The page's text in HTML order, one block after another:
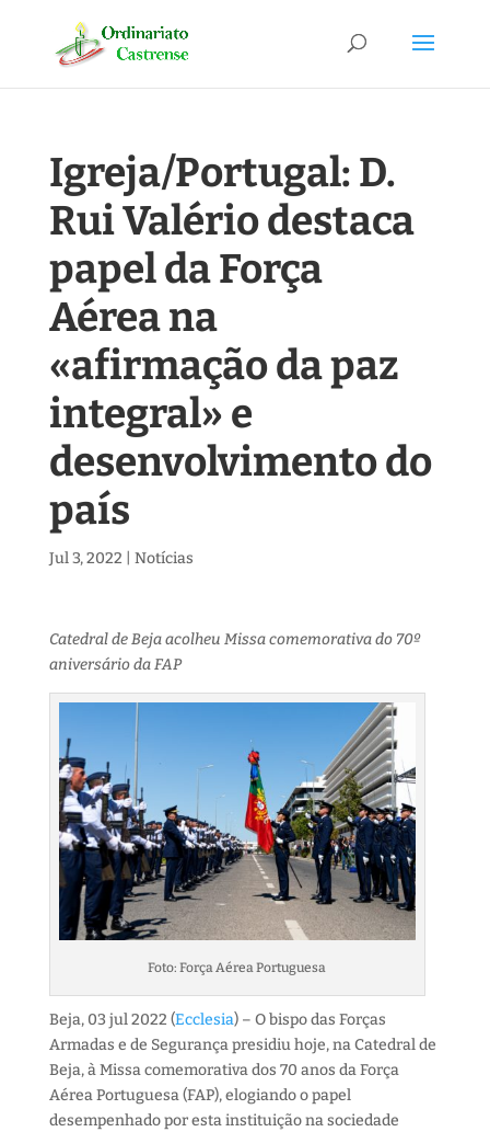
Igreja/Portugal: D.
Rui Valério destaca
papel da Força
Aérea na
«afirmação da paz
integral» e
desenvolvimento do
país
Jul 3, 2022 Notícias
Catedral de Beja acolheu Missa comemorativa do 70º
aniversário da FAP
Foto: Força Aérea Portuguesa
Beja, 03 jul 2022 (Ecclesia) – O bispo das Forças
Armadas e de Segurança presidiu hoje, na Catedral de
Beja, à Missa comemorativa dos 70 anos da Força
Aérea Portuguesa (FAP), elogiando o papel
desempenhado por esta instituição na sociedade